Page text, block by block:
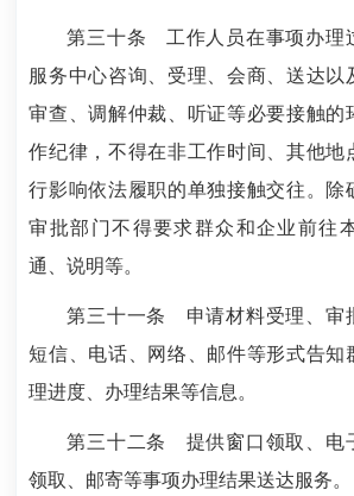
第三十条 工作人员在事项办理
服务中心咨询、受理、会商、送达以
审查、调解仲裁、听证等必要接触的
作纪律，不得在非工作时间、其他地
行影响依法履职的单独接触交往。除
审批部门不得要求群众和企业前往
通、说明等。
第三十一条
申请材料受理、审
短信、电话、网络、邮件等形式告知
理进度、办理结果等信息。
第三十二条
提供窗口领取、电
领取、邮寄等事项办理结果送达服务。